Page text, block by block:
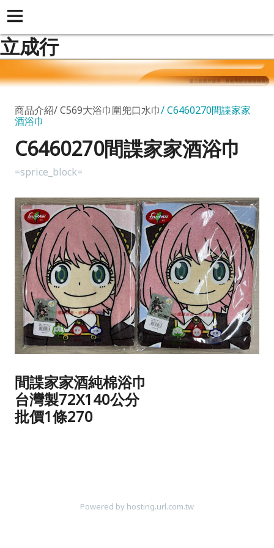
立成行
商品介紹 C569大浴巾圍兜口水巾 C6460270間諜家家
酒浴巾
C6460270間諜家家酒浴巾
=sprice_block=
間諜家家酒純棉浴巾
台灣製72X140公分
批價1條270
Powered by hosting.url.com.tw